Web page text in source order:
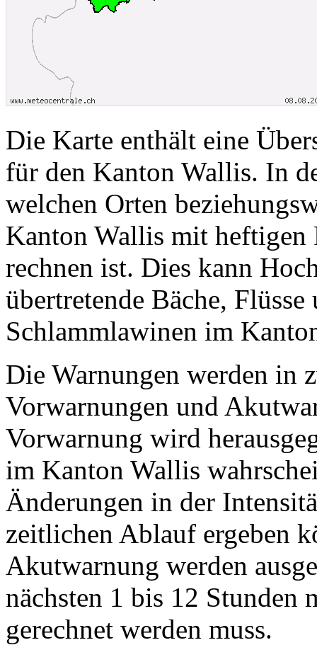
Die Karte enthält eine
für den Kanton Wallis. In
welchen Orten
Kanton Wallis mit heftigen
rechnen ist. Dies kann
übertretende Bäche,
Schlammlawinen im
Die Warnungen werden in
Vorwarnungen und
Vorwarnung wird
im Kanton Wallis
Änderungen in der
zeitlichen Ablauf ergeben
Akutwarnung werden
nächsten 1 bis 12 Stunden
gerechnet werden muss.